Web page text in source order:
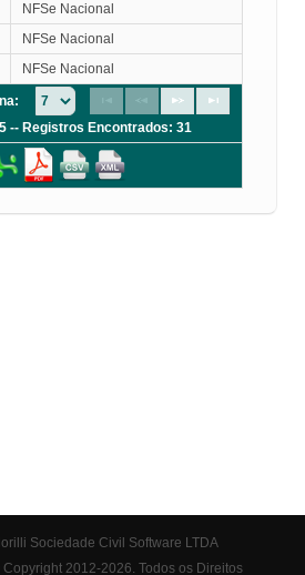
NFSe Nacional
NFSe Nacional
NFSe Nacional
-- Registros Encontrados: 31
Sociedade Civil Software LTDA
2012-2026. Todos os Direitos